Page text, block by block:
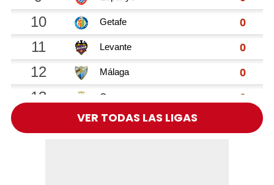
VER TODAS LAS LIGAS